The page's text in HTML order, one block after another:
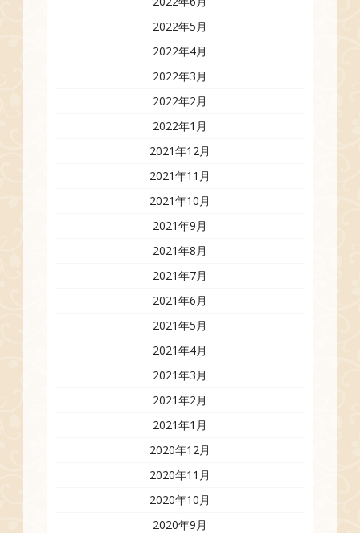
2022年5月
2022年4月
2022年3月
2022年2月
2022年1月
2021年12月
2021年11月
2021年10月
2021年9月
2021年8月
2021年7月
2021年6月
2021年5月
2021年4月
2021年3月
2021年2月
2021年1月
2020年12月
2020年11月
2020年10月
2020年9月